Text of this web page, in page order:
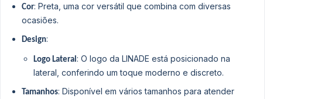
Cor: Preta, uma cor versátil que combina com diversas
ocasiões.
Design:
Logo Lateral : O logo da LINADE está posicionado na
lateral, conferindo um toque moderno e discreto.
Tamanhos: Disponível em vários tamanhos para atender